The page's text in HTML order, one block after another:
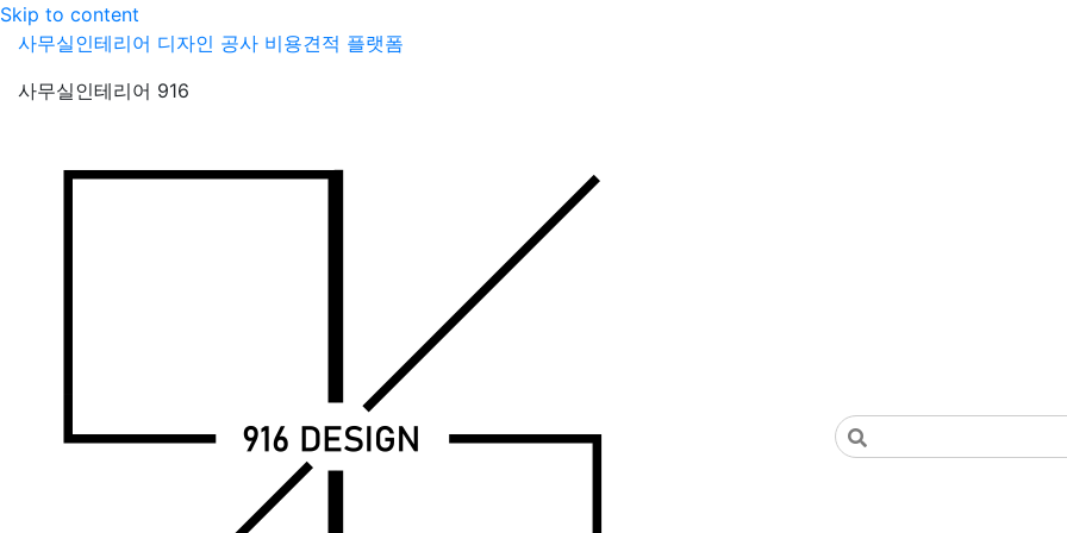
Skip to content
사무실인테리어 디자인 공사 비용견적 플랫폼
사무실인테리어 916